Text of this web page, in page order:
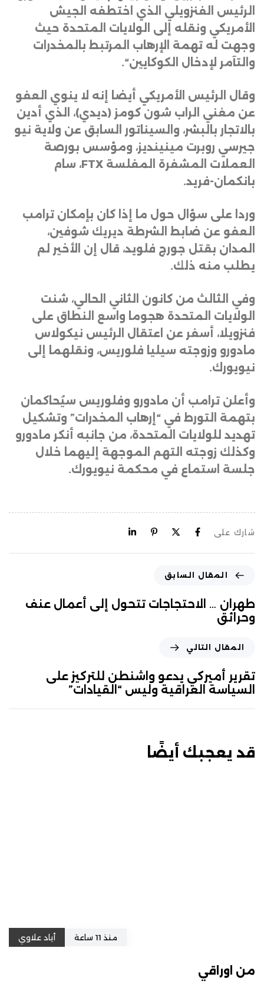
الرئيس الفنزويلي الذي اختطفه الجيش
الأمريكي ونقله إلى الولايات المتحدة حيث
وجهت له تهمة الإرهاب المرتبط بالمخدرات
والتآمر لإدخال الكوكايين“.
وقال الرئيس الأمريكي أيضا إنه لا ينوي العفو
عن مغني الراب شون كومز (ديدي)، الذي أدين
بالاتجار بالبشر، والسيناتور السابق عن ولاية نيو
جيرسي روبرت مينينديز، ومؤسس بورصة
العملات المشفرة المفلسة
، سام
بانكمان-فريد.
وردا على سؤال حول ما إذا كان بإمكان ترامب
العفو عن ضابط الشرطة ديريك شوفين،
المدان بقتل جورج فلويد، قال إن الأخير لم
يطلب منه ذلك.
وفي الثالث من كانون الثاني الحالي، شنت
الولايات المتحدة هجوما واسع النطاق على
فنزويلا، أسفر عن اعتقال الرئيس نيكولاس
مادورو وزوجته سيليا فلوريس، ونقلهما إلى
نيويورك.
وأعلن ترامب أن مادورو وفلوريس سيُحاكمان
بتهمة التورط في “إرهاب المخدرات” وتشكيل
تهديد للولايات المتحدة، من جانبه أنكر مادورو
وكذلك زوجته التهم الموجهة إليهما خلال
جلسة استماع في محكمة نيويورك.
شارك على
المقال السابق
طهران … الاحتجاجات تتحول إلى أعمال عنف
وحرائق
المقال التالي
تقرير أميركي يدعو واشنطن للتركيز على
السياسة العراقية وليس “القيادات”
قد يعجبك أيضًا
منذ 11 ساعة أياد علاوي
من اوراقي